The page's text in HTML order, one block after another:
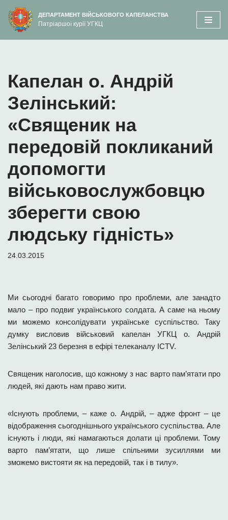
вмісту
Перейти
до
ДЕПАРТАМЕНТ ВІЙСЬКОВОГО КАПЕЛАНСТВА
Патріаршої курії УГКЦ
Капелан о. Андрій
Зелінський:
«Священик на
передовій покликаний
допомогти
військовослужбовцю
зберегти свою
людську гідність»
24.03.2015
Ми сьогодні багато говоримо про проблеми, але занадто
мало – про подвиг українського солдата. А саме на ньому
ми можемо консолідувати українське суспільство. Таку
думку висловив військовий капелан УГКЦ о. Андрій
Зелінський 23 березня в ефірі телеканалу ICTV.
Священик наголосив, що кожному з нас варто пам’ятати про
людей, які дають нам право жити.
«Існують проблеми, – каже о. Андрій, – адже фронт – це
відображення сьогоднішнього українського суспільства. Але
існують і люди, які намагаються долати ці проблеми. Тому
варто пам’ятати, що лише спільними зусиллями ми
зможемо вистояти як на передовій, так і в тилу».